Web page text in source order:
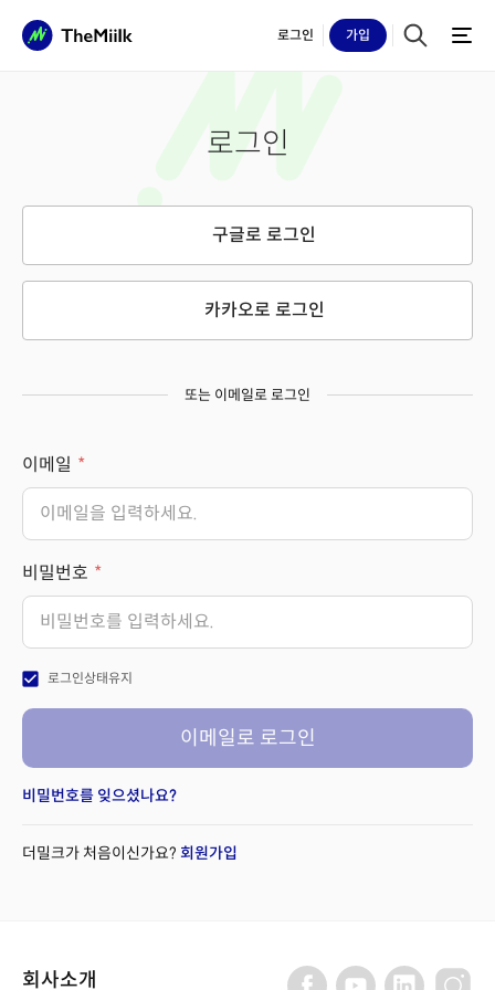
로그인 가입
로그인
구글로 로그인
카카오로 로그인
또는 이메일로 로그인
이메일
비밀번호
check_box 로그인상태유지
이메일로 로그인
비밀번호를 잊으셨나요?
더밀크가 처음이신가요? 회원가입
회사소개